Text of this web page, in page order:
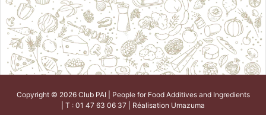
Copyright © 2026 Club PAI | People for Food Additives and Ingredients
| T : 01 47 63 06 37 | Réalisation Umazuma